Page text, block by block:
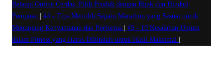
Belanja Online Cerdas: Pilih Produk dengan Bijak dan Hindari
Penipuan
#4 - Tips Memilih Sepatu Marathon yang Sesuai untuk
Menunjang Kenyamanan dan Performa
#5 - 10 Kesalahan Umum
dalam Fitness yang Harus Dihindari untuk Hasil Maksimal